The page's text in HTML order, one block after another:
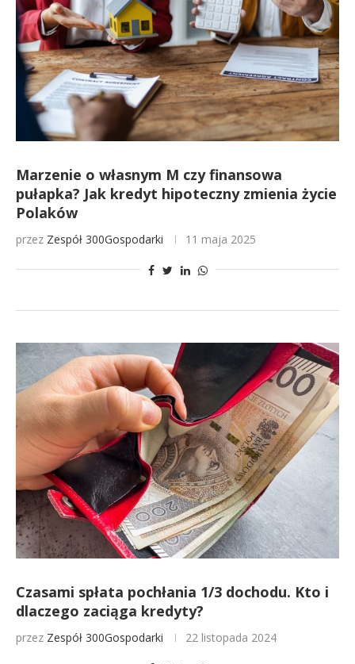
Marzenie o własnym M czy finansowa
pułapka? Jak kredyt hipoteczny zmienia życie
Polaków
przez Zespół 300Gospodarki 11 maja 2025
Czasami spłata pochłania 1/3 dochodu. Kto i
dlaczego zaciąga kredyty?
przez Zespół 300Gospodarki 22 listopada 2024